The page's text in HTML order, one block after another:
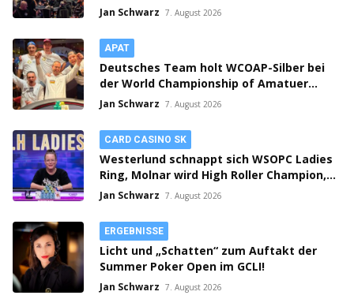
Jan Schwarz 7. August 2026
APAT
Deutsches Team holt WCOAP-Silber bei
der World Championship of Amatuer
Poker!
Jan Schwarz 7. August 2026
CARD CASINO SK
Westerlund schnappt sich WSOPC Ladies
Ring, Molnar wird High Roller Champion,
Main Event gestartet!
Jan Schwarz 7. August 2026
ERGEBNISSE
Licht und „Schatten“ zum Auftakt der
Summer Poker Open im GCLI!
Jan Schwarz 7. August 2026